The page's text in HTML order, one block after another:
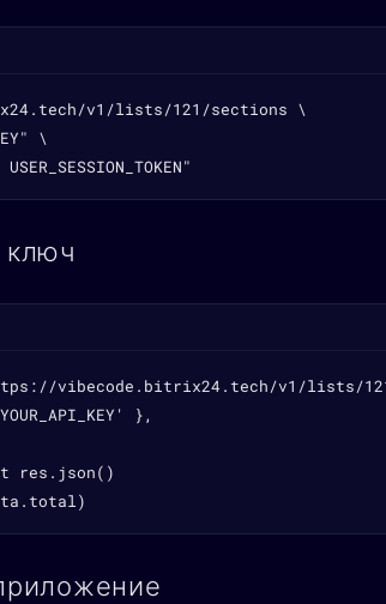
v1/lists/121/sections \
\
USER_SESSION_TOKEN"
vibecode.bitrix24.tech/v1/lists/
},
res.json()